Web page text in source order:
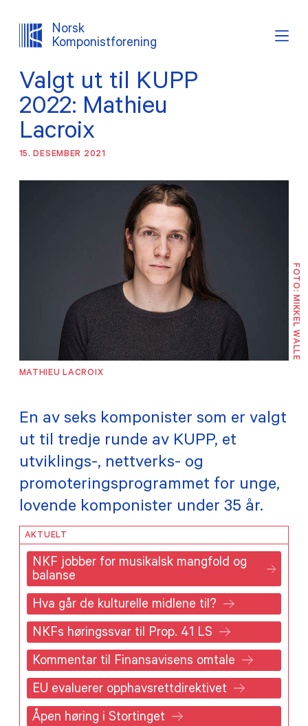
Norsk
Komponistforening
Søk Logg inn
OM NKF
INTERESSEPOLITISK ARBEID
TILSKUDD
MEDLEMSKAP
PRAKTISK INFORMASJON
Valgt ut til KUPP
2022: Mathieu
Lacroix
15. DESEMBER 2021
FOTO: MIKKEL WALLE
MATHIEU LACROIX
En av seks komponister som er valgt
ut til tredje runde av KUPP, et
utviklings-, nettverks- og
promoteringsprogrammet for unge,
lovende komponister under 35 år.
AKTUELT
NKF jobber for musikalsk mangfold og
balanse
Hva går de kulturelle midlene til?
NKFs høringssvar til Prop. 41 LS
Kommentar til Finansavisens omtale
EU evaluerer opphavsrettdirektivet
Åpen høring i Stortinget